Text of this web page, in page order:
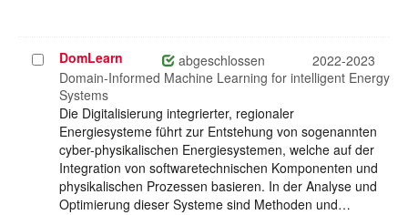
Projekt
auswählen
DomLearn abgeschlossen
2022-2023
Domain-Informed Machine Learning for intelligent Energy
Systems
Die Digitalisierung integrierter, regionaler
Energiesysteme führt zur Entstehung von sogenannten
cyber-physikalischen Energiesystemen, welche auf der
Integration von softwaretechnischen Komponenten und
physikalischen Prozessen basieren. In der Analyse und
Optimierung dieser Systeme sind Methoden und…